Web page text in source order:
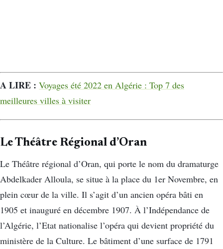
A LIRE : Voyages été 2022 en Algérie : Top 7 des
meilleures villes à visiter
Le Théâtre Régional d’Oran
Le Théâtre régional d’Oran, qui porte le nom du dramaturge
Abdelkader Alloula, se situe à la place du 1er Novembre, en
plein cœur de la ville. Il s’agit d’un ancien opéra bâti en
1905 et inauguré en décembre 1907. À l’Indépendance de
l’Algérie, l’Etat nationalise l’opéra qui devient propriété du
ministère de la Culture. Le bâtiment d’une surface de 1791